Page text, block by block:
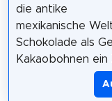
die antike
mexikanische
Schokolade als
Kakaobohnen